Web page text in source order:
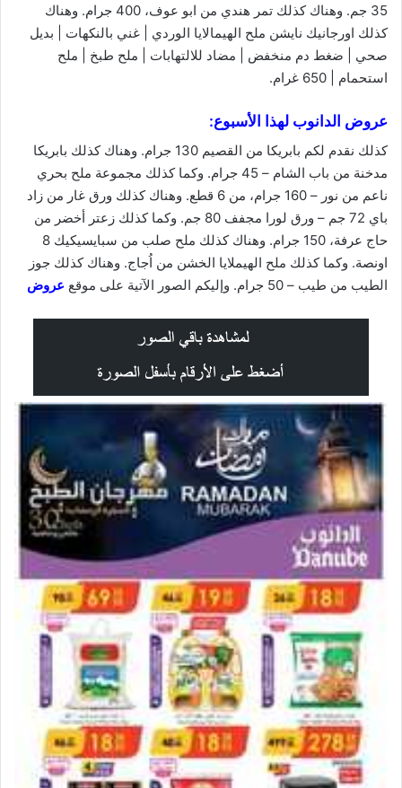
35 جم. وهناك كذلك تمر هندي من ابو عوف، 400 جرام. وهناك
كذلك اورجانيك نايشن ملح الهيمالايا الوردي | غني بالنكهات | بديل
صحي | ضغط دم منخفض | مضاد للالتهابات | ملح طبخ | ملح
استحمام | 650 غرام.
عروض الدانوب لهذا الأسبوع:
كذلك نقدم لكم بابريكا من القصيم 130 جرام. وهناك كذلك بابريكا
مدخنة من باب الشام – 45 جرام. وكما كذلك مجموعة ملح بحري
ناعم من نور – 160 جرام، من 6 قطع. وهناك كذلك ورق غار من زاد
باي 72 جم – ورق لورا مجفف 80 جم. وكما كذلك زعتر أخضر من
حاج عرفة، 150 جرام. وهناك كذلك ملح صلب من سبايسيكيك 8
اونصة. وكما كذلك ملح الهيملايا الخشن من اُجاج. وهناك كذلك جوز
الطيب من طيب – 50 جرام. وإليكم الصور الآتية على موقع
عروض